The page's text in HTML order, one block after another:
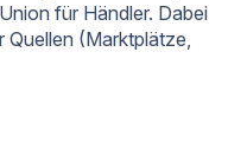
für Händler. Dabei
Quellen (Marktplätze,